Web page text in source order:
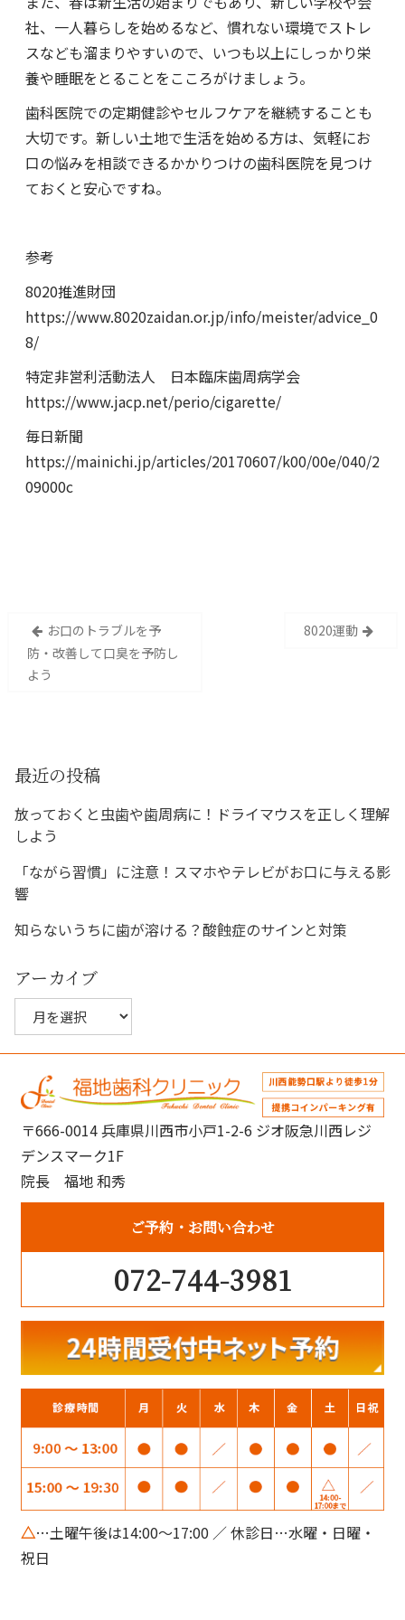
社、一人暮らしを始めるなど、慣れない環境でストレ
スなども溜まりやすいので、いつも以上にしっかり栄
養や睡眠をとることをこころがけましょう。
歯科医院での定期健診やセルフケアを継続することも
大切です。新しい土地で生活を始める方は、気軽にお
口の悩みを相談できるかかりつけの歯科医院を見つけ
ておくと安心ですね。
参考
8020推進財団
https://www.8020zaidan.or.jp/info/meister/advice_0
8/
特定非営利活動法人 日本臨床歯周病学会
https://www.jacp.net/perio/cigarette/
毎日新聞
https://mainichi.jp/articles/20170607/k00/00e/040/2
09000c
シ
ョ
ン
お口のトラブルを予
防・改善して口臭を予防し
よう
8020運動
最近の投稿
放っておくと虫歯や歯周病に！ドライマウスを正しく理解
しよう
「ながら習慣」に注意！スマホやテレビがお口に与える影
響
知らないうちに歯が溶ける？酸蝕症のサインと対策
アーカイブ
ー
カ
ブ
〒666-0014 兵庫県川西市小戸1-2-6 ジオ阪急川西レジ
デンスマーク1F
院長 福地 和秀
ご予約 お問い合わせ
072-744-3981
△…土曜午後は14:00～17:00 ／ 休診日…水曜・日曜・
祝日